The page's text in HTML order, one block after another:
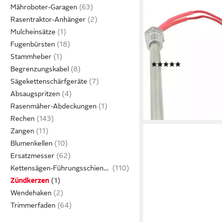
Mähroboter-Garagen
Rasentraktor-Anhänger
Mulcheinsätze
Fugenbürsten
Stammheber
Begrenzungskabel
Sägekettenschärfgeräte
Absaugspritzen
Rasenmäher-Abdeckungen
Rechen
Zangen
Blumenkellen
Ersatzmesser
Kettensägen-Führungsschienen
Zündkerzen
Wendehaken
Trimmerfaden
FELIXLEO
Zündkerze
Pelletofen
Länge 150 mm 300